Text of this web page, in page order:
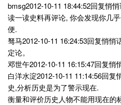
bmsg2012-10-11 18:44:52回复悄
读一读史料再评论, 你会发现你几
便.
驽马2012-10-11 16:24:53回复悄悄
定论。
邓世午2012-10-11 16:15:47回复悄
白洋水淀2012-10-11 11:14:56回
史,分析历史是为了警示现在.
衡量和评价历史人物不能用现在的